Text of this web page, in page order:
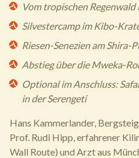
Vom tropischen
Silvestercamp im Kibo-
Riesen-Senezien am Shira-
Abstieg über die Mweka-
Optional im Anschluss:
in der Serengeti
Hans Kammerlander,
Prof. Rudi Hipp, erfahrener
Wall Route) und Arzt aus